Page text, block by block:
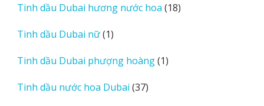
phẩm
Tinh dầu Dubai hương nước hoa 1818
Tinh dầu Dubai nữ 11
phẩm
Tinh dầu Dubai phượng hoàng 11
Tinh dầu nước hoa Dubai 3737